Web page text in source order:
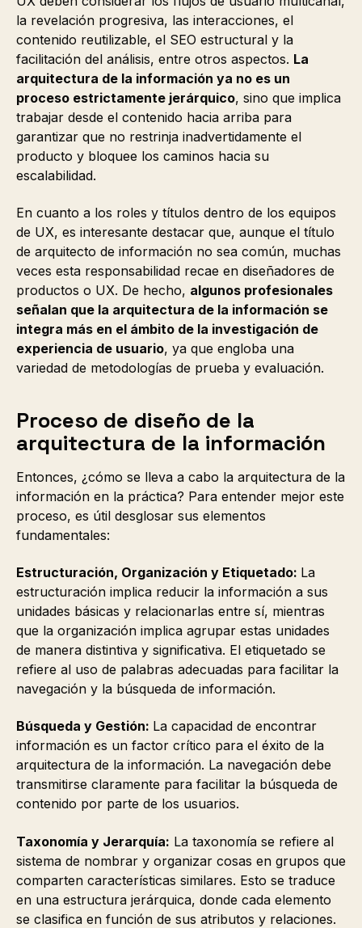
la revelación progresiva, las interacciones, el
contenido reutilizable, el SEO estructural y la
facilitación del análisis, entre otros aspectos. La
arquitectura de la información ya no es un
proceso estrictamente jerárquico, sino que implica
trabajar desde el contenido hacia arriba para
garantizar que no restrinja inadvertidamente el
producto y bloquee los caminos hacia su
escalabilidad.
En cuanto a los roles y títulos dentro de los equipos
de UX, es interesante destacar que, aunque el título
de arquitecto de información no sea común, muchas
veces esta responsabilidad recae en diseñadores de
productos o UX. De hecho, algunos profesionales
señalan que la arquitectura de la información se
integra más en el ámbito de la investigación de
experiencia de usuario, ya que engloba una
variedad de metodologías de prueba y evaluación.
Proceso de diseño de la
arquitectura de la información
Entonces, ¿cómo se lleva a cabo la arquitectura de la
información en la práctica? Para entender mejor este
proceso, es útil desglosar sus elementos
fundamentales:
Estructuración, Organización y Etiquetado: La
estructuración implica reducir la información a sus
unidades básicas y relacionarlas entre sí, mientras
que la organización implica agrupar estas unidades
de manera distintiva y significativa. El etiquetado se
refiere al uso de palabras adecuadas para facilitar la
navegación y la búsqueda de información.
Búsqueda y Gestión: La capacidad de encontrar
información es un factor crítico para el éxito de la
arquitectura de la información. La navegación debe
transmitirse claramente para facilitar la búsqueda de
contenido por parte de los usuarios.
Taxonomía y Jerarquía: La taxonomía se refiere al
sistema de nombrar y organizar cosas en grupos que
comparten características similares. Esto se traduce
en una estructura jerárquica, donde cada elemento
se clasifica en función de sus atributos y relaciones.